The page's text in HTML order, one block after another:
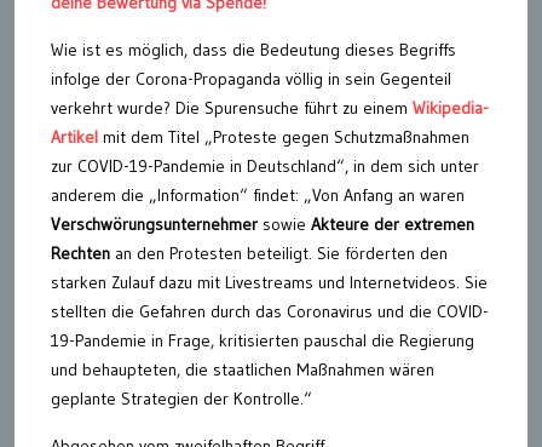
Wie ist es möglich, dass die Bedeutung dieses Begriffs
infolge der Corona-Propaganda völlig in sein Gegenteil
verkehrt wurde? Die Spurensuche führt zu einem Wikipedia-
Artikel mit dem Titel „Proteste gegen Schutzmaßnahmen
zur COVID-19-Pandemie in Deutschland“, in dem sich unter
anderem die „Information“ findet: „Von Anfang an waren
Verschwörungsunternehmer sowie Akteure der extremen
Rechten an den Protesten beteiligt. Sie förderten den
starken Zulauf dazu mit Livestreams und Internetvideos. Sie
stellten die Gefahren durch das Coronavirus und die COVID-
19-Pandemie in Frage, kritisierten pauschal die Regierung
und behaupteten, die staatlichen Maßnahmen wären
geplante Strategien der Kontrolle.“